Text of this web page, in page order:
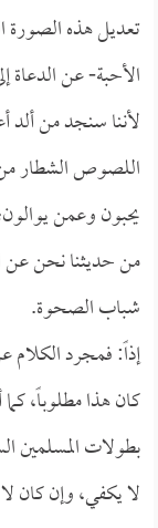
تعديل هذه الصورة
الأحبة- عن الدعاة
لأننا سنجد من ألد
اللصوص الشطار
يحبون وعمن
من حديثنا نحن عن
شباب الصحوة.
إذاً: فمجرد
كان هذا مطلوباً،
بطولات المسلمين
لا يكفي، وإن كان